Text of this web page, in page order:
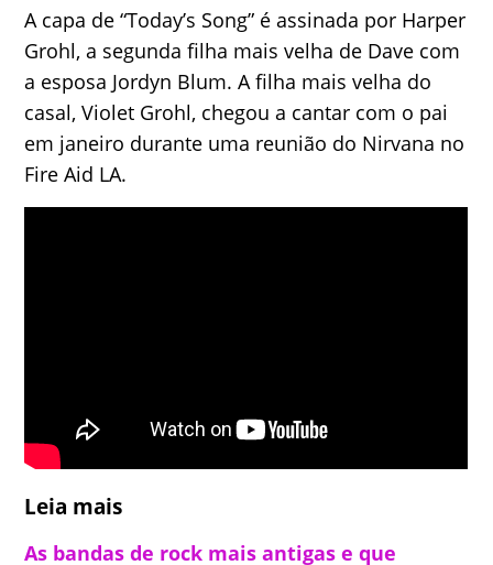
A capa de “Today’s Song” é assinada por Harper
Grohl, a segunda filha mais velha de Dave com
a esposa Jordyn Blum. A filha mais velha do
casal, Violet Grohl, chegou a cantar com o pai
em janeiro durante uma reunião do Nirvana no
Fire Aid LA.
Leia mais
As bandas de rock mais antigas e que